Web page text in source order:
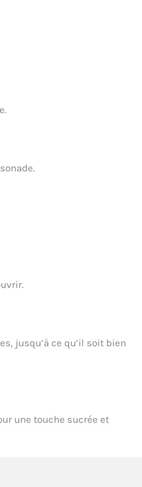
jusqu’à ce qu’il soit bien
une touche sucrée et